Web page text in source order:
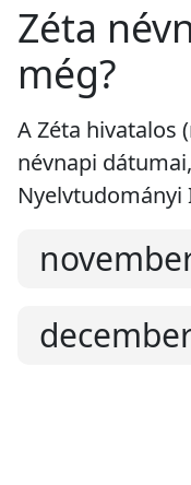
Zéta
még?
A Zéta hivatalos
névnapi
Nyelvtudományi